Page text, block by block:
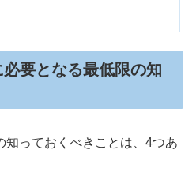
要となる最低限の知
知っておくべきことは、4つあ